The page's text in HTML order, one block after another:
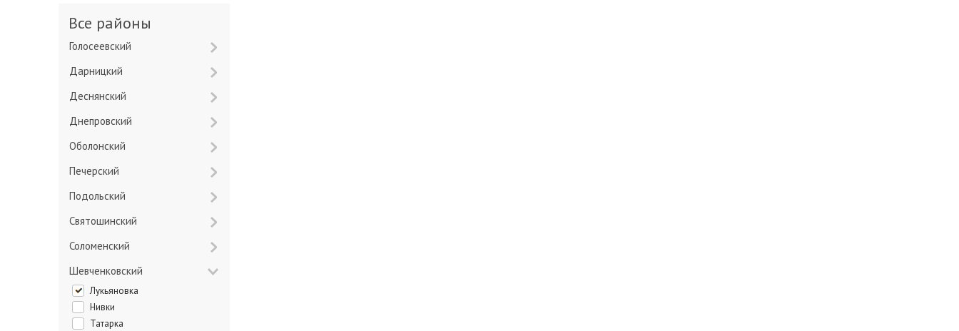
Все районы
Голосеевский
Дарницкий
Деснянский
Днепровский
Оболонский
Печерский
Подольский
Святошинский
Соломенский
Шевченковский
Лукьяновка
Нивки
Татарка